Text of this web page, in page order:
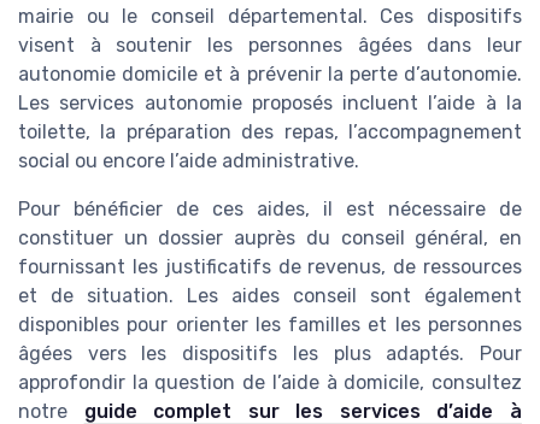
mairie ou le conseil départemental. Ces dispositifs
visent à soutenir les personnes âgées dans leur
autonomie domicile et à prévenir la perte d’autonomie.
Les services autonomie proposés incluent l’aide à la
toilette, la préparation des repas, l’accompagnement
social ou encore l’aide administrative.
Pour bénéficier de ces aides, il est nécessaire de
constituer un dossier auprès du conseil général, en
fournissant les justificatifs de revenus, de ressources
et de situation. Les aides conseil sont également
disponibles pour orienter les familles et les personnes
âgées vers les dispositifs les plus adaptés. Pour
approfondir la question de l’aide à domicile, consultez
notre guide complet sur les services d’aide à